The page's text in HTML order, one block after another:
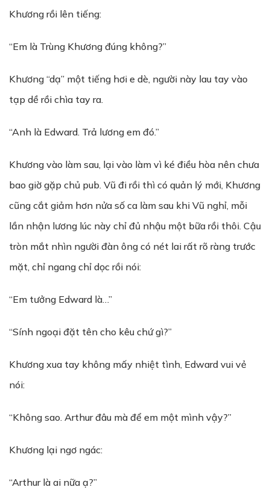
Khương rồi lên tiếng:
“Em là Trùng Khương đúng không?”
Khương “dạ” một tiếng hơi e dè, người này lau tay vào
tạp dề rồi chìa tay ra.
“Anh là Edward. Trả lương em đó.”
Khương vào làm sau, lại vào làm vì ké điều hòa nên chưa
bao giờ gặp chủ pub. Vũ đi rồi thì có quản lý mới, Khương
cũng cắt giảm hơn nửa số ca làm sau khi Vũ nghỉ, mỗi
lần nhận lương lúc này chỉ đủ nhậu một bữa rồi thôi. Cậu
tròn mắt nhìn người đàn ông có nét lai rất rõ ràng trước
mặt, chỉ ngang chỉ dọc rồi nói:
“Em tưởng Edward là…”
“Sính ngoại đặt tên cho kêu chứ gì?”
Khương xua tay không mấy nhiệt tình, Edward vui vẻ
nói:
“Không sao. Arthur đâu mà để em một mình vậy?”
Khương lại ngơ ngác:
“Arthur là ai nữa ạ?”